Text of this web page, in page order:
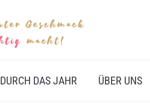
DURCH DAS JAHR ÜBER UNS